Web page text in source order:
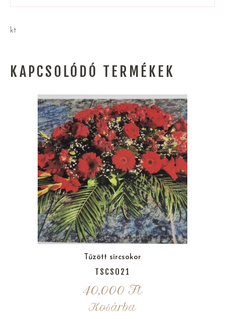
kt
KAPCSOLÓDÓ TERMÉKEK
Tűzött sírcsokor
TSCS021
40,000 Ft
Kosárba